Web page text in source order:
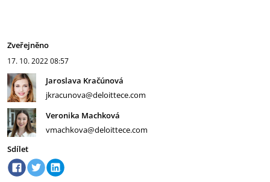
Zveřejněno
17. 10. 202208:57
Jaroslava Kračúnová
jkracunova@deloittece.com
Veronika Machková
vmachkova@deloittece.com
Sdílet